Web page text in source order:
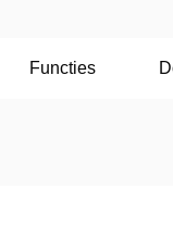
Functies